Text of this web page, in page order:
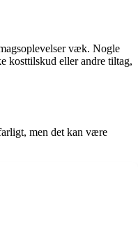
væk. Nogle
kosttilskud eller andre tiltag,
men det kan være